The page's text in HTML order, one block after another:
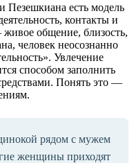
Пезешкиана есть модель
контакты и
общение, близость,
человек неосознанно
Увлечение
способом заполнить
Понять это —
рядом с мужем
женщины приходят